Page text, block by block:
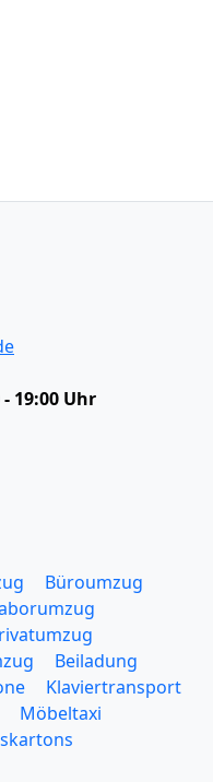
- 19:00 Uhr
Büroumzug
Beiladung
Klaviertransport
Möbeltaxi